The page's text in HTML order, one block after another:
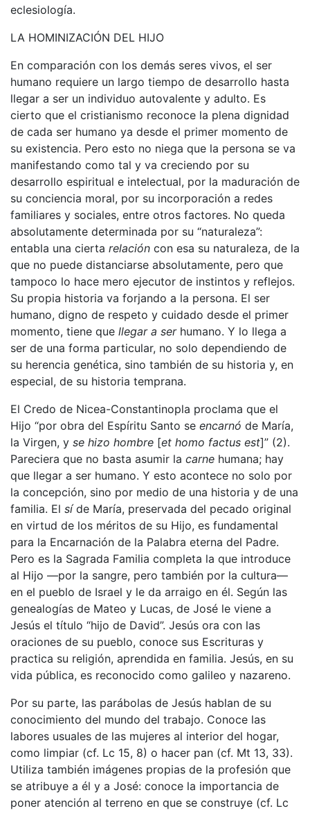
eclesiología.
LA HOMINIZACIÓN DEL HIJO
En comparación con los demás seres vivos, el ser
humano requiere un largo tiempo de desarrollo hasta
llegar a ser un individuo autovalente y adulto. Es
cierto que el cristianismo reconoce la plena dignidad
de cada ser humano ya desde el primer momento de
su existencia. Pero esto no niega que la persona se va
manifestando como tal y va creciendo por su
desarrollo espiritual e intelectual, por la maduración de
su conciencia moral, por su incorporación a redes
familiares y sociales, entre otros factores. No queda
absolutamente determinada por su “naturaleza”:
entabla una cierta relación con esa su naturaleza, de la
que no puede distanciarse absolutamente, pero que
tampoco lo hace mero ejecutor de instintos y reflejos.
Su propia historia va forjando a la persona. El ser
humano, digno de respeto y cuidado desde el primer
momento, tiene que llegar a serhumano. Y lo llega a
ser de una forma particular, no solo dependiendo de
su herencia genética, sino también de su historia y, en
especial, de su historia temprana.
El Credo de Nicea-Constantinopla proclama que el
Hijo “por obra del Espíritu Santo se encarnó de María,
la Virgen, y se hizo hombre [et homo factus est]” (2).
Pareciera que no basta asumir la carne humana; hay
que llegar a ser humano. Y esto acontece no solo por
la concepción, sino por medio de una historia y de una
familia. El síde María, preservada del pecado original
en virtud de los méritos de su Hijo, es fundamental
para la Encarnación de la Palabra eterna del Padre.
Pero es la Sagrada Familia completa la que introduce
al Hijo —por la sangre, pero también por la cultura—
en el pueblo de Israel y le da arraigo en él. Según las
genealogías de Mateo y Lucas, de José le viene a
Jesús el título “hijo de David”. Jesús ora con las
oraciones de su pueblo, conoce sus Escrituras y
practica su religión, aprendida en familia. Jesús, en su
vida pública, es reconocido como galileo y nazareno.
Por su parte, las parábolas de Jesús hablan de su
conocimiento del mundo del trabajo. Conoce las
labores usuales de las mujeres al interior del hogar,
como limpiar (cf. Lc 15, 8) o hacer pan (cf. Mt 13, 33).
Utiliza también imágenes propias de la profesión que
se atribuye a él y a José: conoce la importancia de
poner atención al terreno en que se construye (cf. Lc